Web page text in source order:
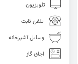
تلویزیون
تلفن ثابت
وسایل آشپزخانه
اجاق گاز